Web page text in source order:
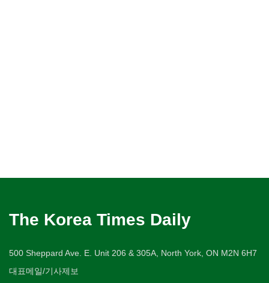
The Korea Times Daily
500 Sheppard Ave. E. Unit 206 & 305A, North York, ON M2N 6H7
대표메일/기사제보